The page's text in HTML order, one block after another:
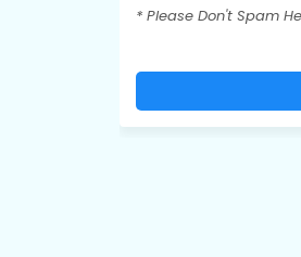
* Please Don't Spam